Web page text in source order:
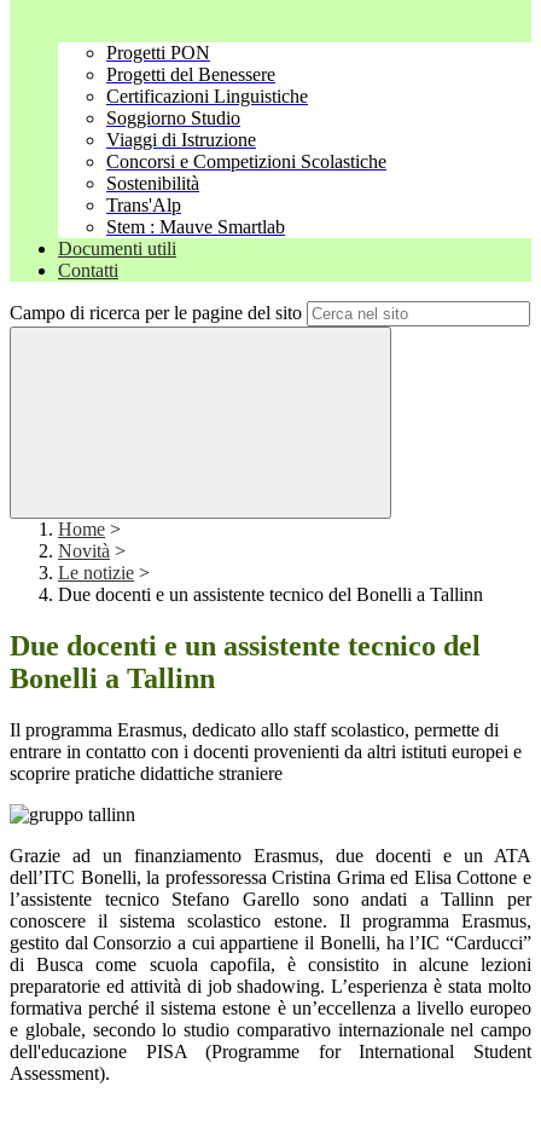
Progetti PON
Progetti del Benessere
Certificazioni Linguistiche
Soggiorno Studio
Viaggi di Istruzione
Concorsi e Competizioni Scolastiche
Sostenibilità
Trans'Alp
Stem : Mauve Smartlab
Documenti utili
Contatti
Campo di ricerca per le pagine del sito
Home >
Novità >
Le notizie >
Due docenti e un assistente tecnico del Bonelli a Tallinn
Due docenti e un assistente tecnico del
Bonelli a Tallinn
Il programma Erasmus, dedicato allo staff scolastico, permette di
entrare in contatto con i docenti provenienti da altri istituti europei e
scoprire pratiche didattiche straniere
Grazie ad un finanziamento Erasmus, due docenti e un ATA
dell’ITC Bonelli, la professoressa Cristina Grima ed Elisa Cottone e
l’assistente tecnico Stefano Garello sono andati a Tallinn per
conoscere il sistema scolastico estone. Il programma Erasmus,
gestito dal Consorzio a cui appartiene il Bonelli, ha l’IC “Carducci”
di Busca come scuola capofila, è consistito in alcune lezioni
preparatorie ed attività di job shadowing. L’esperienza è stata molto
formativa perché il sistema estone è un’eccellenza a livello europeo
e globale, secondo lo studio comparativo internazionale nel campo
dell'educazione PISA (Programme for International Student
Assessment).